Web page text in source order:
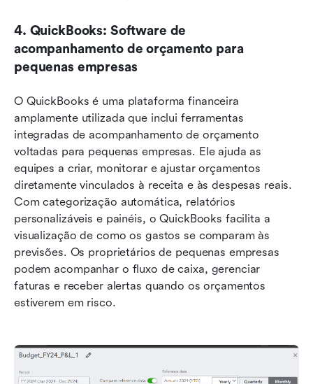
4. QuickBooks: Software de
acompanhamento de orçamento para
pequenas empresas
O QuickBooks é uma plataforma financeira
amplamente utilizada que inclui ferramentas
integradas de acompanhamento de orçamento
voltadas para pequenas empresas. Ele ajuda as
equipes a criar, monitorar e ajustar orçamentos
diretamente vinculados à receita e às despesas reais.
Com categorização automática, relatórios
personalizáveis e painéis, o QuickBooks facilita a
visualização de como os gastos se comparam às
previsões. Os proprietários de pequenas empresas
podem acompanhar o fluxo de caixa, gerenciar
faturas e receber alertas quando os orçamentos
estiverem em risco.